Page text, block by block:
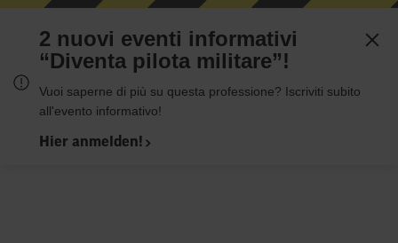
2 nuovi eventi informativi
“Diventa pilota militare”!
Vuoi saperne di più su questa professione? Iscriviti subito
all'evento informativo!
Hier anmelden!